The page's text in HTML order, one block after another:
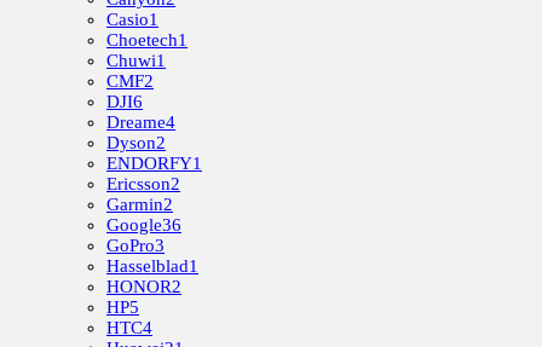
Casio1
Choetech1
Chuwi1
CMF2
DJI6
Dreame4
Dyson2
ENDORFY1
Ericsson2
Garmin2
Google36
GoPro3
Hasselblad1
HONOR2
HP5
HTC4